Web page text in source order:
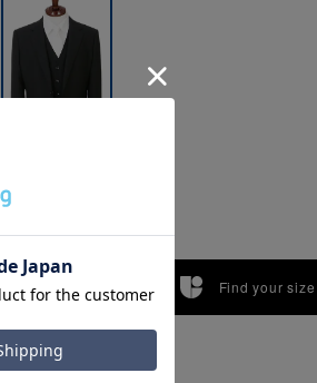
Find your size
サイズ